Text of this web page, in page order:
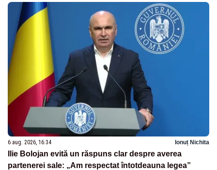
6 aug. 2026, 16:34 Ionuț Nichita
Ilie Bolojan evită un răspuns clar despre averea
partenerei sale: „Am respectat întotdeauna legea”